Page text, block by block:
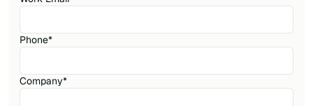
Phone*
Company*